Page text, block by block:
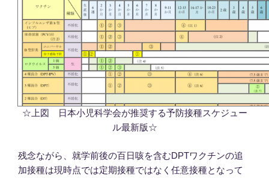
☆上図 日本小児科学会が推奨する予防接種スケジュー
ル最新版☆
残念ながら、就学前後の百日咳を含むDPTワクチンの追
加接種は現時点では定期接種ではなく任意接種となって